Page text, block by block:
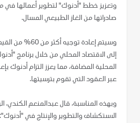
وتعزيز خطط "أدنوك" لتطوير أعمالها في
صادراتها من الغاز الطبيعي المسال.
وسيتم إعادة توجيه
إلى الاقتصاد المحلي من خلال برنامج
المحلية المضافة، مما يعزز التزام أدنوك
عبر العقود التي تقوم بترسيتها.
وبهذه المناسبة، قال عبدالمنعم الكندي،
الاستكشاف والتطوير والإنتاج في "أدنوك":